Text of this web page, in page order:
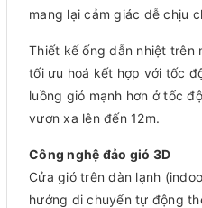
mang lại cảm giác dễ chịu
Thiết kế ống dẫn nhiệt trên
tối ưu hoá kết hợp với tốc
luồng gió mạnh hơn ở tốc
vươn xa lên đến 12m.
Công nghệ đảo gió 3D
Cửa gió trên dàn lạnh
hướng di chuyển tự động